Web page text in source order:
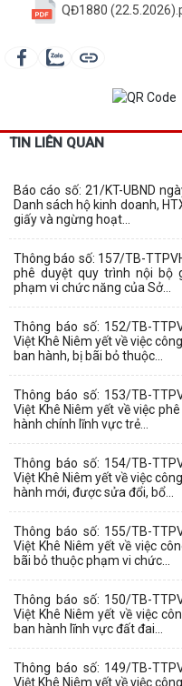
QĐ1880
TIN LIÊN QUAN
Báo cáo số: 21/KT-UBND
Danh sách hộ kinh doanh,
giấy và ngừng hoạt...
Thông báo số: 157/TB-
phê duyệt quy trình nội bộ
phạm vi chức năng của Sở...
Thông báo số: 152/TB-
Việt Khê Niêm yết về việc
ban hành, bị bãi bỏ thuộc...
Thông báo số: 153/TB-
Việt Khê Niêm yết về việc
hành chính lĩnh vực trẻ...
Thông báo số: 154/TB-
Việt Khê Niêm yết về việc
hành mới, được sửa đổi, bổ...
Thông báo số: 155/TB-
Việt Khê Niêm yết về việc
bãi bỏ thuộc phạm vi chức...
Thông báo số: 150/TB-
Việt Khê Niêm yết về việc
ban hành lĩnh vực đất đai...
Thông báo số: 149/TB-
Việt Khê Niêm yết về việc